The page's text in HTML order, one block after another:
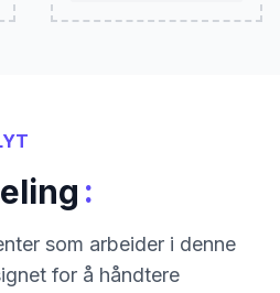
:
som arbeider i denne
for å håndtere